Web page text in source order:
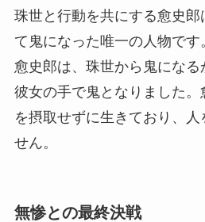
珠世と行動を共にする愈史郎
て鬼になった唯一の人物で
愈史郎は、珠世から鬼になる
彼女の手で鬼となりました。
を摂取せずに生きており、人
せん。
無惨との最終決戦